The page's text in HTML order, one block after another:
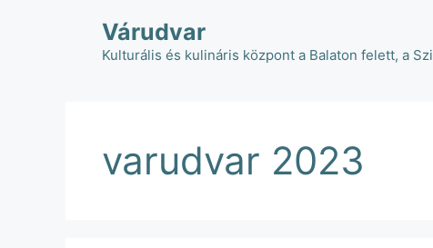
Várudvar
Kulturális és kulináris központ a Balaton felett, a
varudvar 2023